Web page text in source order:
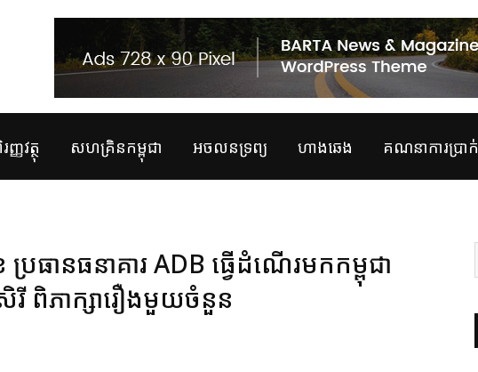
ញវត្ថុ សហគ្រិនកម្ពុជា អចលនទ្រព្យ ហាងឆេង គណនាការប្រាក់
ានធនាគារ ADB ធ្វើដំណើរមកកម្ពុជា
ពិភាក្សារឿងមួយចំនួន